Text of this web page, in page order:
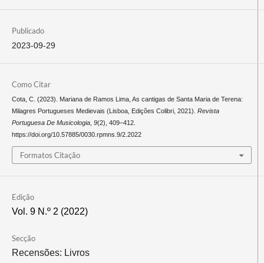
Publicado
2023-09-29
Como Citar
Cota, C. (2023). Mariana de Ramos Lima, As cantigas de Santa Maria de Terena:
Milagres Portugueses Medievais (Lisboa, Edições Colibri, 2021). Revista
Portuguesa De Musicologia, 9(2), 409–412.
https://doi.org/10.57885/0030.rpmns.9/2.2022
Formatos Citação
Edição
Vol. 9 N.º 2 (2022)
Secção
Recensões: Livros